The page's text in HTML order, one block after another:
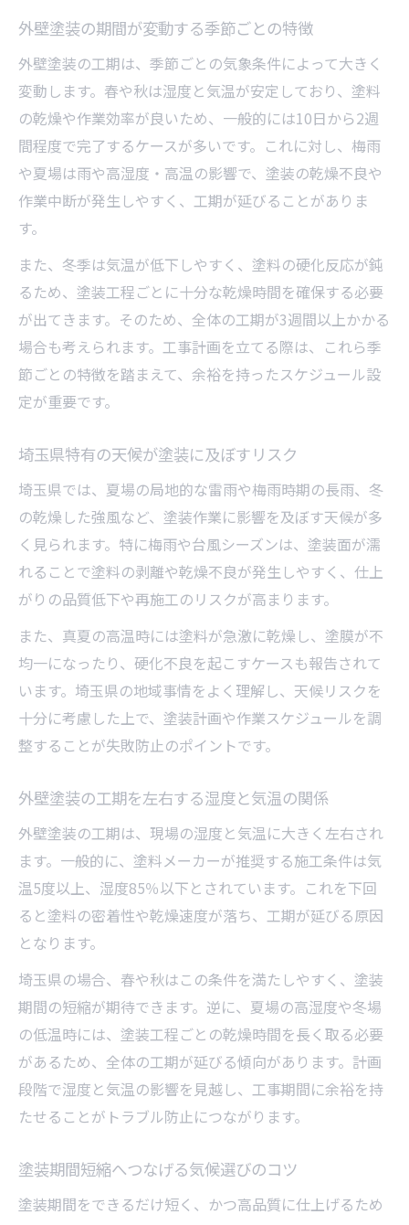
工事の流れ別に外壁塗装期間を確認
工程ごとの外壁塗装期間を把握するメリッ
ト
外壁塗装期間が延びる場合のチェックポイ
ント
埼玉県で外壁塗装を長持ちさせるコツも紹介
ト
埼玉県での外壁塗装メンテナンスの重要性
耐久性を高める塗装期間と工程の工夫
外壁塗装の期間と長持ちの関係を解説
外壁塗装後の定期点検で寿命を延ばす方法
外壁塗装工事の流れとスムーズな計画作成法
外壁塗装の流れを把握して期間短縮を実現
外壁塗装期間に影響する工程見積もりのコ
埼玉県で外壁塗装計画を立てる際のポイン
ト
外壁塗装の期間が変動する季節ごとの特徴
外壁塗装の工期は、季節ごとの気象条件によって大きく
変動します。春や秋は湿度と気温が安定しており、塗料
の乾燥や作業効率が良いため、一般的には10日から2週
間程度で完了するケースが多いです。これに対し、梅雨
や夏場は雨や高湿度・高温の影響で、塗装の乾燥不良や
作業中断が発生しやすく、工期が延びることがありま
す。
また、冬季は気温が低下しやすく、塗料の硬化反応が鈍
るため、塗装工程ごとに十分な乾燥時間を確保する必要
が出てきます。そのため、全体の工期が3週間以上かかる
場合も考えられます。工事計画を立てる際は、これら季
節ごとの特徴を踏まえて、余裕を持ったスケジュール設
定が重要です。
埼玉県特有の天候が塗装に及ぼすリスク
埼玉県では、夏場の局地的な雷雨や梅雨時期の長雨、冬
の乾燥した強風など、塗装作業に影響を及ぼす天候が多
く見られます。特に梅雨や台風シーズンは、塗装面が濡
れることで塗料の剥離や乾燥不良が発生しやすく、仕上
がりの品質低下や再施工のリスクが高まります。
また、真夏の高温時には塗料が急激に乾燥し、塗膜が不
均一になったり、硬化不良を起こすケースも報告されて
います。埼玉県の地域事情をよく理解し、天候リスクを
十分に考慮した上で、塗装計画や作業スケジュールを調
整することが失敗防止のポイントです。
外壁塗装の工期を左右する湿度と気温の関係
外壁塗装の工期は、現場の湿度と気温に大きく左右され
ます。一般的に、塗料メーカーが推奨する施工条件は気
温5度以上、湿度85％以下とされています。これを下回
ると塗料の密着性や乾燥速度が落ち、工期が延びる原因
となります。
埼玉県の場合、春や秋はこの条件を満たしやすく、塗装
期間の短縮が期待できます。逆に、夏場の高湿度や冬場
の低温時には、塗装工程ごとの乾燥時間を長く取る必要
があるため、全体の工期が延びる傾向があります。計画
段階で湿度と気温の影響を見越し、工事期間に余裕を持
たせることがトラブル防止につながります。
塗装期間短縮へつなげる気候選びのコツ
塗装期間をできるだけ短く、かつ高品質に仕上げるため